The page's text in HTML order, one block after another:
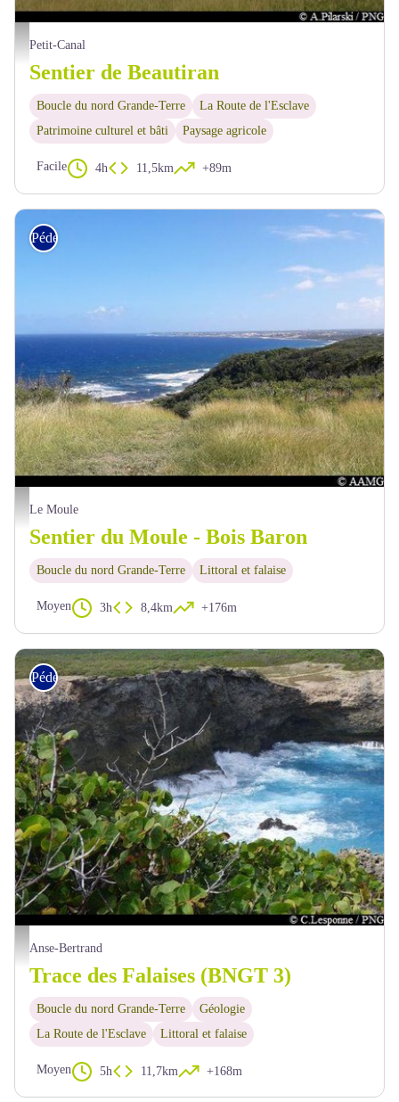
l'ancien port de Beautiran - PNG
Petit-Canal
Sentier de Beautiran
Boucle du nord Grande-Terre
La Route de l'Esclave
Patrimoine culturel et bâti
Paysage agricole
Facile 4h 11,5km +89m
AAMG
Pédestre
Le Moule
Sentier du Moule - Bois Baron
Boucle du nord Grande-Terre Littoral et falaise
Moyen 3h 8,4km +176m
les falaises - PNG
Pédestre
Anse-Bertrand
Trace des Falaises (BNGT 3)
Boucle du nord Grande-Terre
Géologie
La Route de l'Esclave
Littoral et falaise
Moyen 5h 11,7km +168m